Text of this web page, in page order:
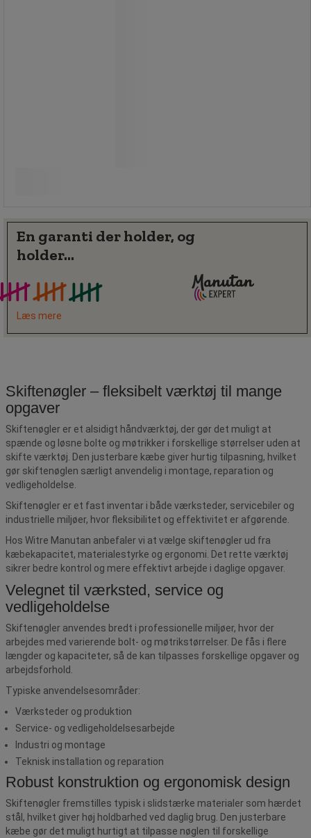
En garanti der holder, og
holder...
Læs mere
Skiftenøgler – fleksibelt værktøj til mange
opgaver
Skiftenøgler er et alsidigt håndværktøj, der gør det muligt at
spænde og løsne bolte og møtrikker i forskellige størrelser uden at
skifte værktøj. Den justerbare kæbe giver hurtig tilpasning, hvilket
gør skiftenøglen særligt anvendelig i montage, reparation og
vedligeholdelse.
Skiftenøgler er et fast inventar i både værksteder, servicebiler og
industrielle miljøer, hvor fleksibilitet og effektivitet er afgørende.
Hos Witre Manutan anbefaler vi at vælge skiftenøgler ud fra
kæbekapacitet, materialestyrke og ergonomi. Det rette værktøj
sikrer bedre kontrol og mere effektivt arbejde i daglige opgaver.
Velegnet til værksted, service og
vedligeholdelse
Skiftenøgler anvendes bredt i professionelle miljøer, hvor der
arbejdes med varierende bolt- og møtrikstørrelser. De fås i flere
længder og kapaciteter, så de kan tilpasses forskellige opgaver og
arbejdsforhold.
Typiske anvendelsesområder:
Værksteder og produktion
Service- og vedligeholdelsesarbejde
Industri og montage
Teknisk installation og reparation
Robust konstruktion og ergonomisk design
Skiftenøgler fremstilles typisk i slidstærke materialer som hærdet
stål, hvilket giver høj holdbarhed ved daglig brug. Den justerbare
kæbe gør det muligt hurtigt at tilpasse nøglen til forskellige